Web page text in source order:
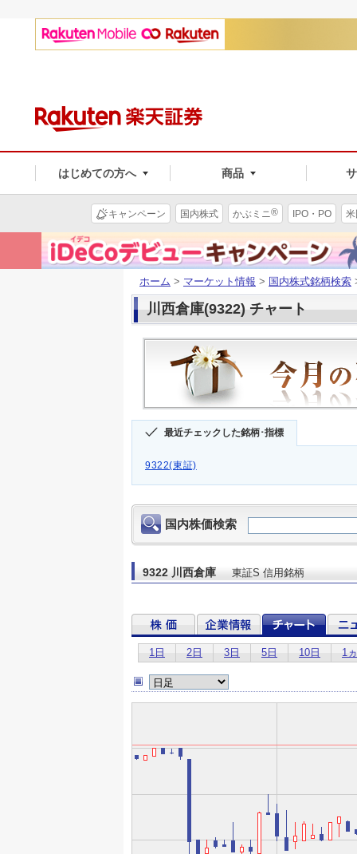
はじめての方へ 商品
キャンペーン 国内株式 かぶミニ® IPO・PO
ホーム > マーケット情報 > 国内株式銘柄検索
川西倉庫(9322) チャート
最近チェックした銘柄･指標
9322(東証)